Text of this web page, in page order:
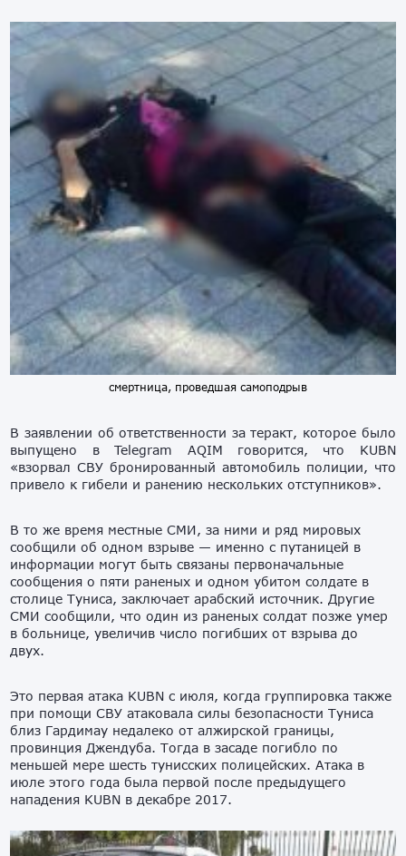
смертница, проведшая самоподрыв
В заявлении об ответственности за теракт, которое было
выпущено в Telegram AQIM говорится, что KUBN
«взорвал СВУ бронированный автомобиль полиции, что
привело к гибели и ранению нескольких отступников».
В то же время местные СМИ, за ними и ряд мировых
сообщили об одном взрыве — именно с путаницей в
информации могут быть связаны первоначальные
сообщения о пяти раненых и одном убитом солдате в
столице Туниса, заключает арабский источник. Другие
СМИ сообщили, что один из раненых солдат позже умер
в больнице, увеличив число погибших от взрыва до
двух.
Это первая атака KUBN с июля, когда группировка также
при помощи СВУ атаковала силы безопасности Туниса
близ Гардимау недалеко от алжирской границы,
провинция Джендуба. Тогда в засаде погибло по
меньшей мере шесть тунисских полицейских. Атака в
июле этого года была первой после предыдущего
нападения KUBN в декабре 2017.